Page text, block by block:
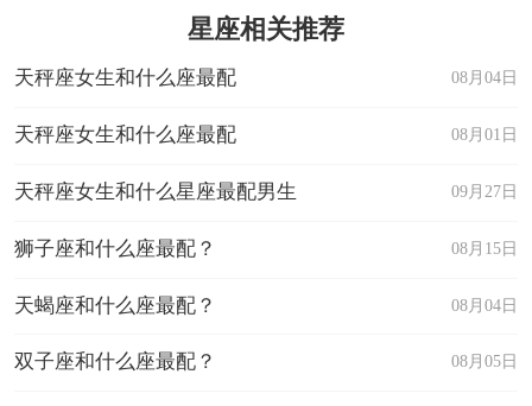
星座相关推荐
08月04日
天秤座女生和什么座最配
08月01日
天秤座女生和什么座最配
09月27日
天秤座女生和什么星座最配男生
08月15日
狮子座和什么座最配？
08月04日
天蝎座和什么座最配？
08月05日
双子座和什么座最配？